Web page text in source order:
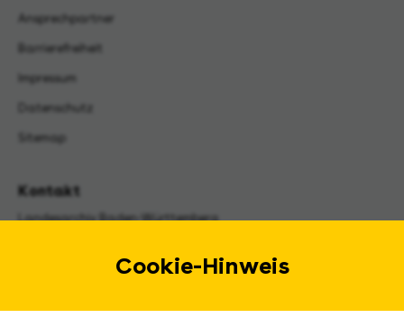
Cookie-Hinweis
Ansprechpartner
Barrierefreiheit
Impressum
Datenschutz
Sitemap
Kontakt
Landesarchiv Baden-Württemberg